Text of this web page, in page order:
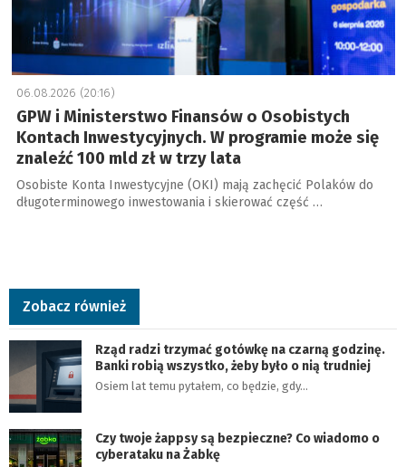
06.08.2026 (20:16)
GPW i Ministerstwo Finansów o Osobistych
Kontach Inwestycyjnych. W programie może się
znaleźć 100 mld zł w trzy lata
Osobiste Konta Inwestycyjne (OKI) mają zachęcić Polaków do
długoterminowego inwestowania i skierować część …
Zobacz również
Rząd radzi trzymać gotówkę na czarną godzinę.
Banki robią wszystko, żeby było o nią trudniej
Osiem lat temu pytałem, co będzie, gdy…
Czy twoje żappsy są bezpieczne? Co wiadomo o
cyberataku na Żabkę